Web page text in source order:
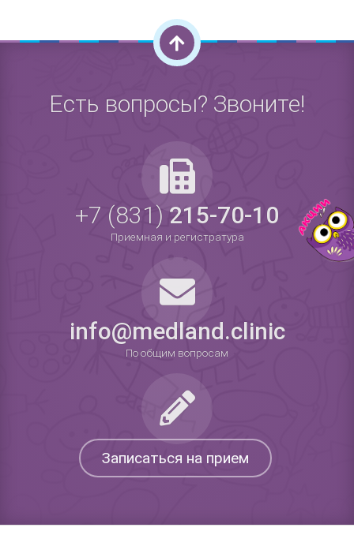
Есть вопросы? Звоните!
+7 (831)215-70-10
Приемная и регистратура
info@medland.clinic
По общим вопросам
Записаться на прием